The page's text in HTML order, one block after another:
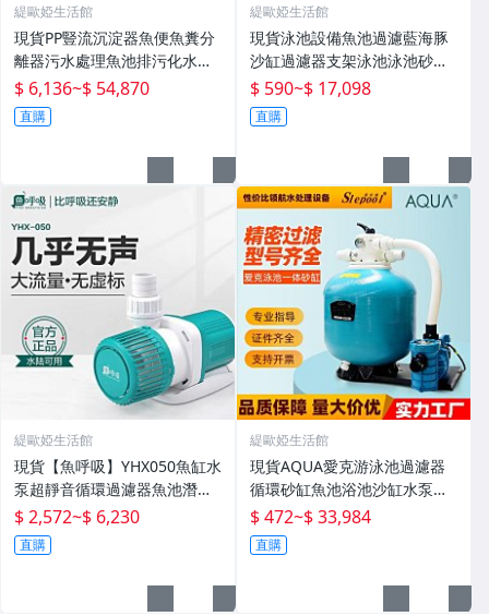
緹歐婭生活館
現貨PP豎流沉淀器魚便魚糞分
離器污水處理魚池排污化水產
殖設備
$ 6,136~$ 54,870
直購
緹歐婭生活館
現貨泳池設備魚池過濾藍海豚
沙缸過濾器支架泳池泳池砂缸
水泵機組
$ 590~$ 17,098
直購
緹歐婭生活館
現貨【魚呼吸】YHX050魚缸水
泵超靜音循環過濾器魚池潛水
底吸變頻水陸
$ 2,572~$ 6,230
直購
緹歐婭生活館
現貨AQUA愛克游泳池過濾器
循環砂缸魚池浴池沙缸水泵一
體機水處理設備
$ 472~$ 33,984
直購